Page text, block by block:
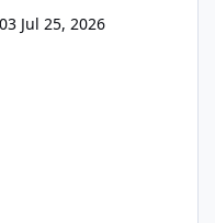
Jul 25, 2026